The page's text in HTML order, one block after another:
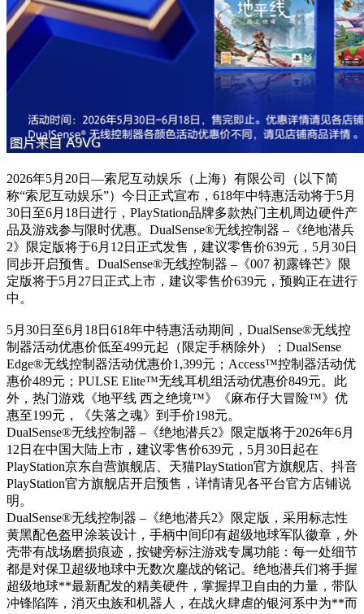
2026年5月20日—索尼互动娱乐（上海）有限公司（以下简
称“索尼互动娱乐”）今日正式宣布，618年中特惠活动将于5月
30日至6月18日进行，PlayStation品牌多款热门主机周边硬件产
品及游戏参与限时优惠。DualSense®无线控制器 –《绝地潜兵
2》限定版将于6月12日正式发售，建议零售价639元，5月30日
同步开启预售。DualSense®无线控制器 –《007 初露锋芒》限
定版将于5月27日正式上市，建议零售价639元，预购正在进行
中。
5月30日至6月18日618年中特惠活动期间，DualSense®无线控
制器活动优惠价低至499元起（限定手柄除外）；DualSense
Edge®无线控制器活动优惠价1,399元；Access™控制器活动优
惠价489元；PULSE Elite™无线耳机组活动优惠价849元。此
外，热门游戏《地平线 西之绝境™》《麻布仔大冒险™》优
惠至199元，《失落之魂》到手价198元。
DualSense®无线控制器 –《绝地潜兵2》限定版将于2026年6月
12日在中国大陆上市，建议零售价639元，5月30日起在
PlayStation京东自营旗舰店、天猫PlayStation官方旗舰店、抖音
PlayStation官方旗舰店开启预售，详情请见各平台官方店铺说
明。
DualSense®无线控制器 –《绝地潜兵2》限定版，采用标志性
黄黑配色盔甲涂装设计，手柄中间印有超级地球军队徽章，外
壳带有战场磨损痕迹，按键旁标注游戏专属功能：每一处细节
都是对保卫超级地球中无数次鏖战的铭记。绝地潜兵们将手握
超级地球**最新配发的精美硬件，掌握捍卫自由的力量，带队
冲锋陷阵，消灭虫族和机器人，在战火肆虐的银河系中为**而